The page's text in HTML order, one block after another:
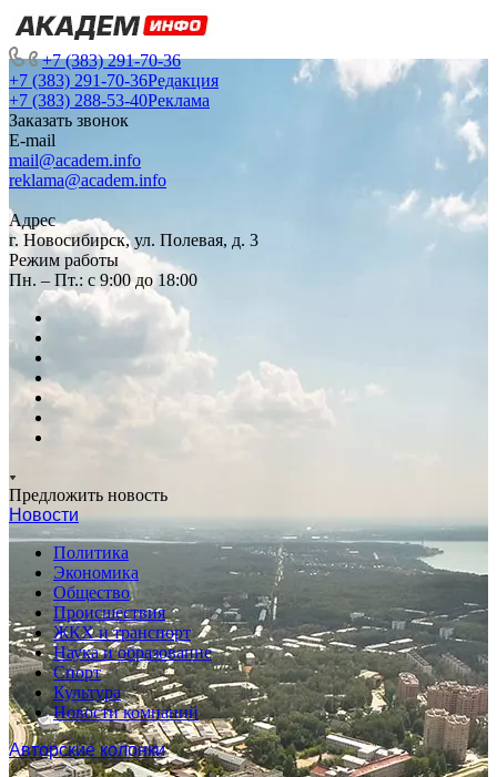
+7 (383) 291-70-36
+7 (383) 291-70-36Редакция
+7 (383) 288-53-40Реклама
Заказать звонок
E-mail
mail@academ.info
reklama@academ.info
Адрес
г. Новосибирск, ул. Полевая, д. 3
Режим работы
Пн. – Пт.: с 9:00 до 18:00
Предложить новость
Новости
Политика
Экономика
Общество
Происшествия
ЖКХ и транспорт
Наука и образование
Спорт
Культура
Новости компаний
Авторские колонки